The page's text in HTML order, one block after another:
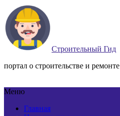
Строительный Гид
портал о строительстве и ремонте
Меню
Главная